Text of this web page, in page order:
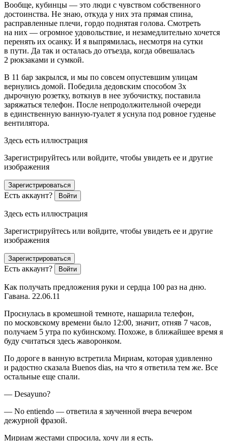
Вообще, кубинцы — это люди с чувством собственного
достоинства. Не знаю, откуда у них эта прямая спина,
расправленные плечи, гордо поднятая голова. Смотреть
на них — огромное удовольствие, и незамедлительно хочется
перенять их осанку. И я выпрямилась, несмотря на сутки
в пути. Да так и осталась до отъезда, когда обвешалась
2 рюкзаками и сумкой.
В 11 бар закрылся, и мы по совсем опустевшим улицам
вернулись домой. Победила дедовским способом 3х
дырочную розетку, воткнув в нее зубочистку, поставила
заряжаться телефон. После непродолжительной очереди
в единственную ванную-туалет я уснула под ровное гуденье
вентилятора.
Здесь есть иллюстрация
Зарегистрируйтесь или войдите, чтобы увидеть ее и другие
изображения
Зарегистрироваться
Есть аккаунт? Войти
Здесь есть иллюстрация
Зарегистрируйтесь или войдите, чтобы увидеть ее и другие
изображения
Зарегистрироваться
Есть аккаунт? Войти
Как получать предложения руки и сердца 100 раз на дню.
Гавана. 22.06.11
Проснулась в кромешной темноте, нашарила телефон,
по московскому времени было 12:00, значит, отняв 7 часов,
получаем 5 утра по кубинскому. Похоже, в ближайшее время я
буду считаться здесь жаворонком.
По дороге в ванную встретила Мириам, которая удивленно
и радостно сказала Buenos dias, на что я ответила тем же. Все
остальные еще спали.
— Desayuno?
— No entiendo — ответила я заученной вчера вечером
дежурной фразой.
Мириам жестами спросила, хочу ли я есть.